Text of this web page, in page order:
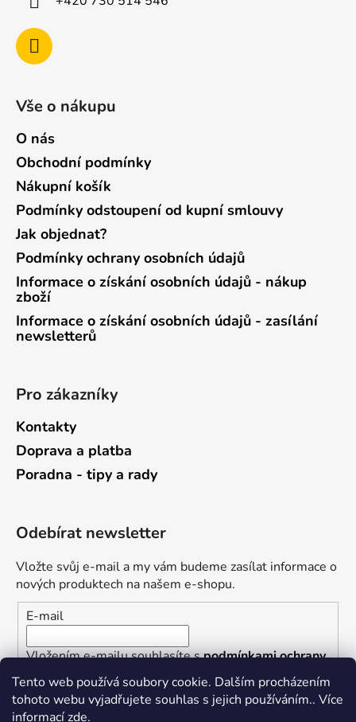
Tento web používá soubory cookie. Dalším procházením
tohoto webu vyjadřujete souhlas s jejich používáním.. Více
informacízde.
Vše o nákupu
O nás
Obchodní podmínky
Nákupní košík
Podmínky odstoupení od kupní smlouvy
Jak objednat?
Podmínky ochrany osobních údajů
Informace o získání osobních údajů - nákup
zboží
Informace o získání osobních údajů - zasílání
newsletterů
Pro zákazníky
Kontakty
Doprava a platba
Poradna - tipy a rady
Odebírat newsletter
Vložte svůj e-mail a my vám budeme zasílat informace o
nových produktech na našem e-shopu.
E-mail
Vložením e-mailu souhlasíte spodmínkami ochrany
osobních údajů
PŘIHLÁSIT SE